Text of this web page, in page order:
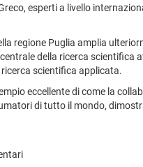
esperti a livello
regione Puglia amplia
della ricerca
scientifica applicata.
eccellente di come la
di tutto il mondo,